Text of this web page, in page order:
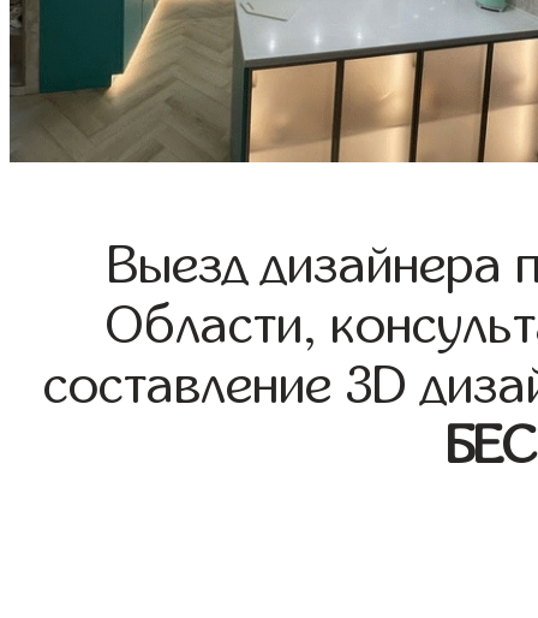
Выезд дизайнера
Области,
составление 3D